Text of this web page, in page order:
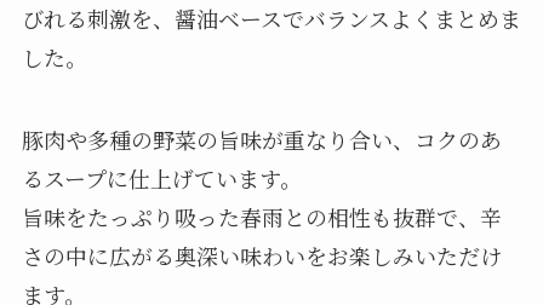
びれる刺激を、醤油ベースでバランスよくまとめま
した。
豚肉や多種の野菜の旨味が重なり合い、コクのあ
るスープに仕上げています。
旨味をたっぷり吸った春雨との相性も抜群で、辛
さの中に広がる奥深い味わいをお楽しみいただけ
ます。